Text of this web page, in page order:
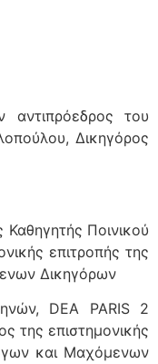
αντιπρόεδρος του
Δικηγόρος
Ποινικού
επιτροπής της
Δικηγόρων
DEA PARIS 2
της επιστημονικής
και Μαχόμενων